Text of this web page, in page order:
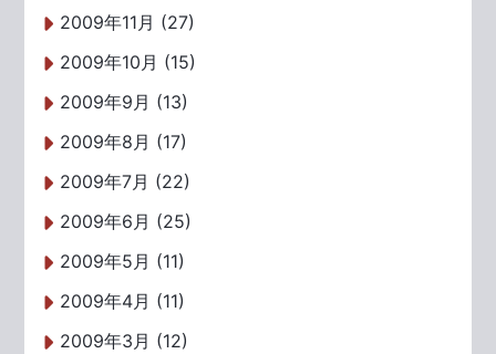
2009年11月 (27)
2009年10月 (15)
2009年9月 (13)
2009年8月 (17)
2009年7月 (22)
2009年6月 (25)
2009年5月 (11)
2009年4月 (11)
2009年3月 (12)